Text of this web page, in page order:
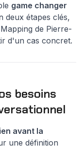
game changer
deux étapes clés,
de Pierre-
d'un cas concret.
besoins
avant la
une définition